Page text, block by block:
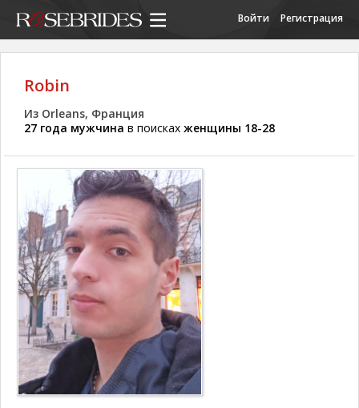
Войти Регистрация
Robin
Из Orleans, Франция
27 года мужчина в поисках женщины 18-28